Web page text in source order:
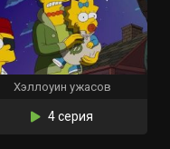
Хэллоуин ужасов
4 серия